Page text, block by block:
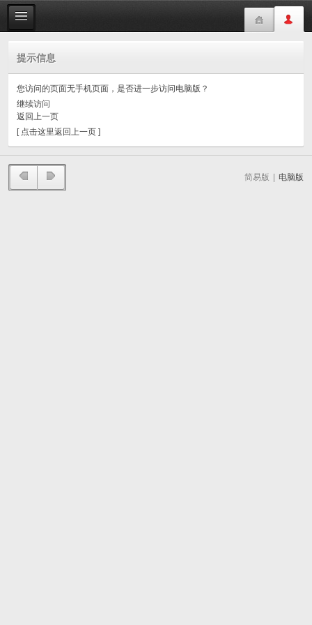
提示信息
您访问的页面无手机页面，是否进一步访问电脑版？
继续访问
返回上一页
[ 点击这里返回上一页 ]
简易版 电脑版